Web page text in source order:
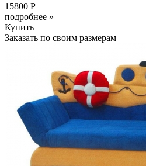
15800 Р
подробнее »
Купить
Заказать по своим размерам